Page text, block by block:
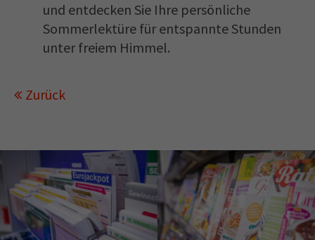
und entdecken Sie Ihre persönliche
Sommerlektüre für entspannte Stunden
unter freiem Himmel.
Zurück